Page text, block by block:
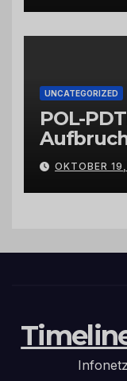
UNCATEGORIZED
POL-
OKTOBER